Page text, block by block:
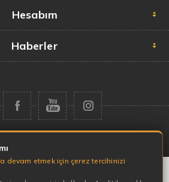
Hesabım
Haberler
Market. Tüm hakları saklıdır.
devam etmek için çerez tercihinizi